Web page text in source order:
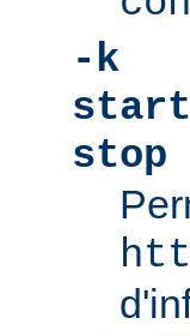
-k
stop